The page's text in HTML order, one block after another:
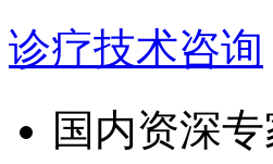
诊疗技术咨询
国内资深